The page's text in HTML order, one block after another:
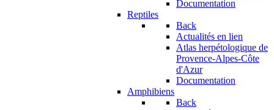
Documentation
Reptiles
Back
Actualités en lien
Atlas herpétologique de
Provence-Alpes-Côte
d'Azur
Documentation
Amphibiens
Back